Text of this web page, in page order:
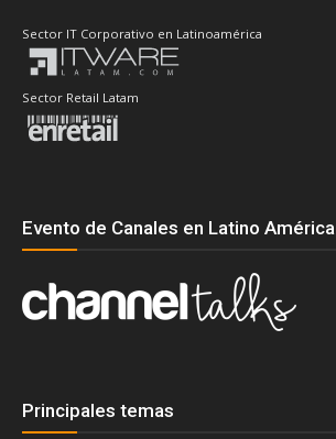
Sector IT Corporativo en Latinoamérica
Sector Retail Latam
Evento de Canales en Latino América
Principales temas